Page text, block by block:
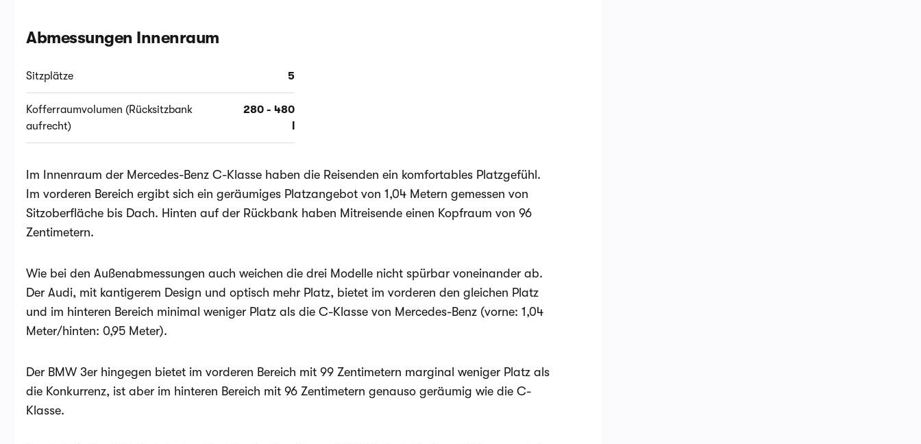
Abmessungen Innenraum
Sitzplätze 5
Kofferraumvolumen (Rücksitzbank
aufrecht)
280 - 480
Im Innenraum der Mercedes-Benz C-Klasse haben die Reisenden ein komfortables Platzgefühl.
Im vorderen Bereich ergibt sich ein geräumiges Platzangebot von 1,04 Metern gemessen von
Sitzoberfläche bis Dach. Hinten auf der Rückbank haben Mitreisende einen Kopfraum von 96
Zentimetern.
Wie bei den Außenabmessungen auch weichen die drei Modelle nicht spürbar voneinander ab.
Der Audi, mit kantigerem Design und optisch mehr Platz, bietet im vorderen den gleichen Platz
und im hinteren Bereich minimal weniger Platz als die C-Klasse von Mercedes-Benz (vorne: 1,04
Meter/hinten: 0,95 Meter).
Der BMW 3er hingegen bietet im vorderen Bereich mit 99 Zentimetern marginal weniger Platz als
die Konkurrenz, ist aber im hinteren Bereich mit 96 Zentimetern genauso geräumig wie die C-
Klasse.